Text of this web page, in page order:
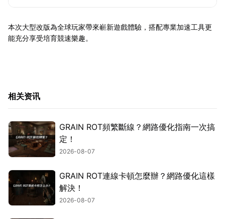
本次大型改版為全球玩家帶來嶄新遊戲體驗，搭配專業加速工具更
能充分享受培育競速樂趣。
相关资讯
GRAIN ROT頻繁斷線？網路優化指南一次搞
定！
2026-08-07
GRAIN ROT連線卡頓怎麼辦？網路優化這樣
解決！
2026-08-07